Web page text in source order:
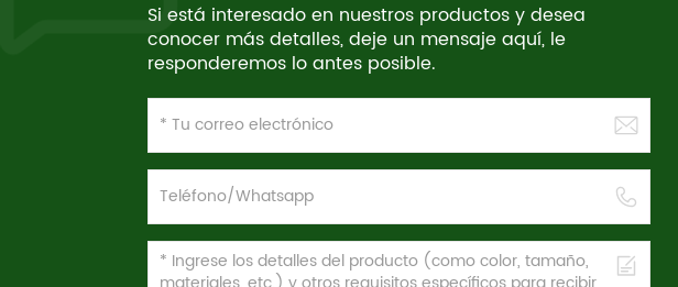
Si está interesado en nuestros productos y desea
conocer más detalles, deje un mensaje aquí, le
responderemos lo antes posible.